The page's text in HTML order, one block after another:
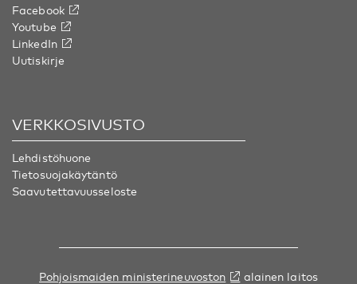
Facebook
Youtube
LinkedIn
Uutiskirje
VERKKOSIVUSTO
Lehdistöhuone
Tietosuojakäytäntö
Saavutettavuusseloste
Pohjoismaiden ministerineuvoston alainen laitos